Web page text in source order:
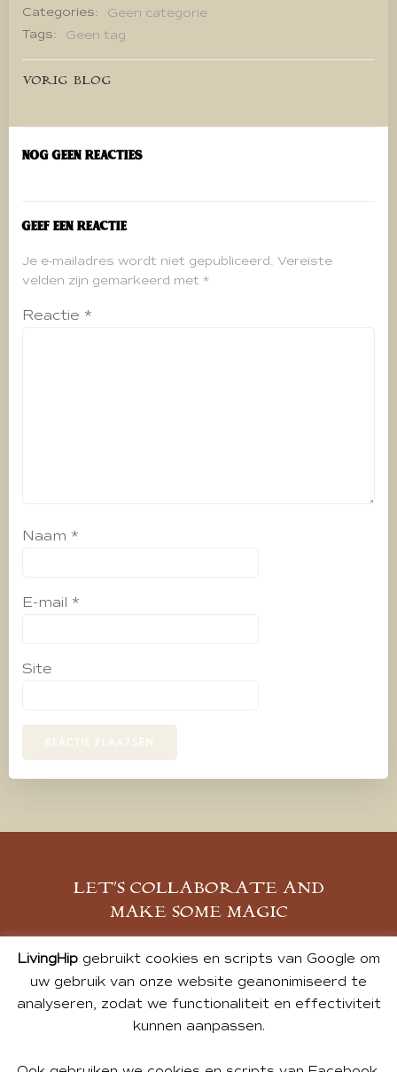
Categories:
Geen categorie
Tags:
Geen tag
Bericht
navigatie
VORIG BLOG
Nog geen reacties
Geef een reactie
Je e-mailadres wordt niet gepubliceerd. Vereiste
velden zijn gemarkeerd met *
Reactie *
Naam *
E-mail *
Site
LET’S COLLABORATE AND
MAKE SOME MAGIC
MELD JE AAN
LivingHipgebruikt cookies en scripts van Google om
uw gebruik van onze website geanonimiseerd te
analyseren, zodat we functionaliteit en effectiviteit
kunnen aanpassen.